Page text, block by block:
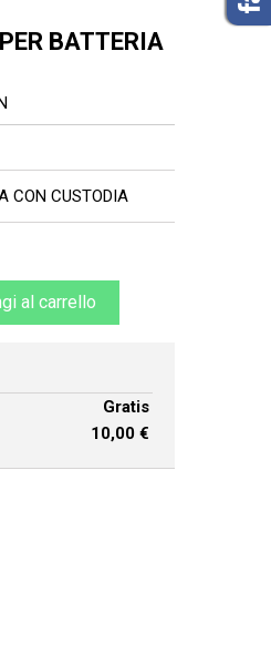
BATTERIA
CON CUSTODIA
al carrello
Gratis
10,00 €